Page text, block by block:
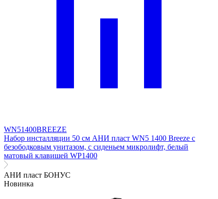
WN51400BREEZE
Набор инсталляции 50 см АНИ пласт WN5 1400 Breeze с
безободковым унитазом, с сиденьем микролифт, белый
матовый клавишей WP1400
АНИ пласт БОНУС
Новинка